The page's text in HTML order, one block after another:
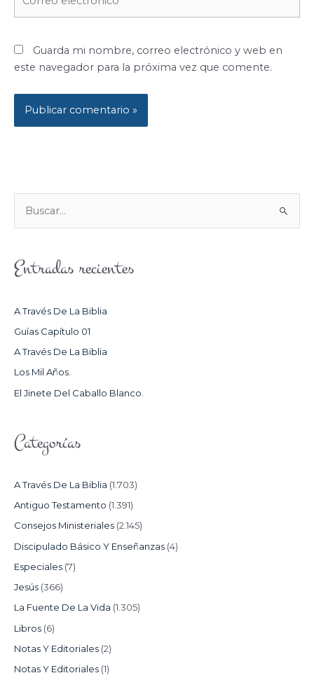
electrónico*
Guarda mi nombre, correo electrónico y web en
este navegador para la próxima vez que comente.
U
C
:
Entradas recientes
A Través De La Biblia
Guías Capítulo 01
A Través De La Biblia
Los Mil Años.
El Jinete Del Caballo Blanco.
Categorías
A Través De La Biblia (1.703)
Antiguo Testamento (1.391)
Consejos Ministeriales (2.145)
Discipulado Básico Y Enseñanzas (4)
Especiales (7)
Jesús (366)
La Fuente De La Vida (1.305)
Libros (6)
Notas Y Editoriales (2)
Notas Y Editoriales (1)